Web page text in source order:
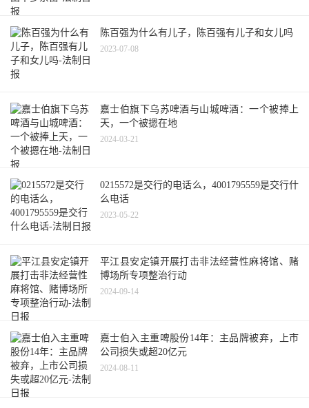
陈百强为什么有儿子，陈百强有儿子和女儿吗
2023-07-08
嘉士伯旗下乌苏啤酒与山城啤酒：一个被捧上
天，一个被摁在地
2024-03-21
0215572是交行的电话么，4001795559是交行什
么电话
2023-05-22
平江县安定镇开展打击非法经营性麻将馆、赌
博场所专项整治行动
2024-09-14
嘉士伯入主重啤股份14年：主品牌被弃，上市
公司损失或超20亿元
2024-08-11